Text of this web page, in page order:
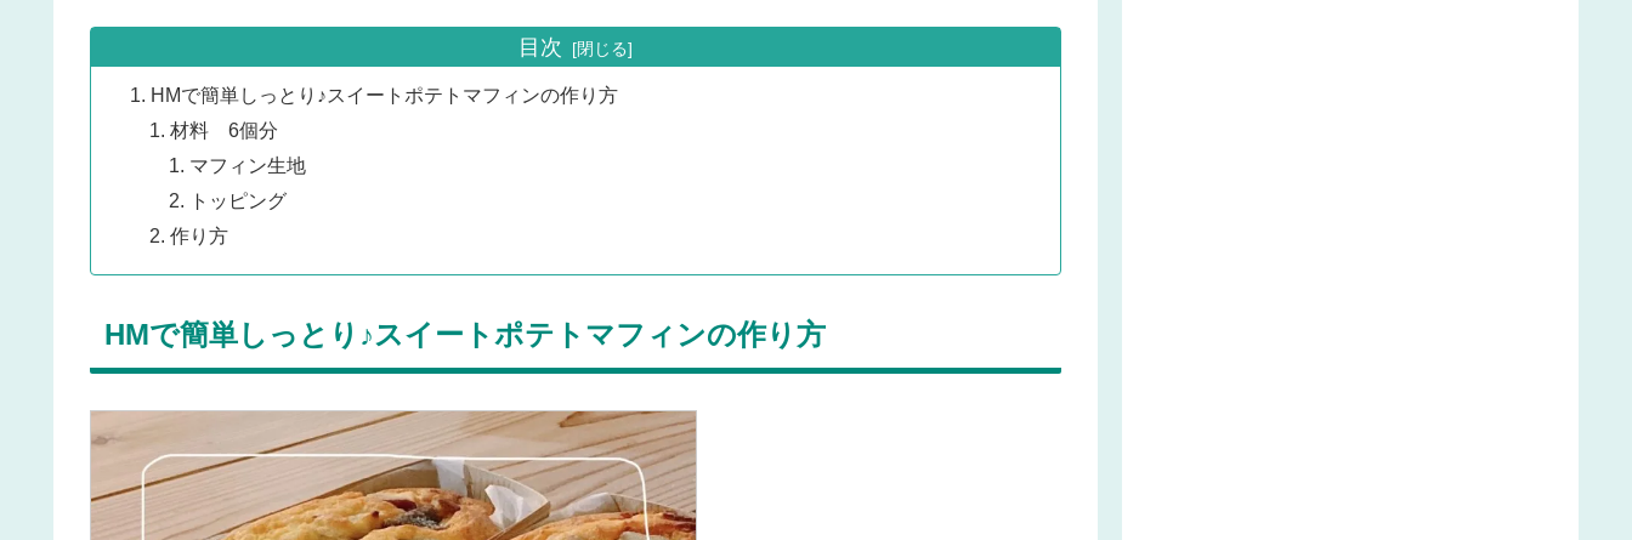
目次
HMで簡単しっとり♪スイートポテトマフィンの作り方
材料 6個分
マフィン生地
トッピング
作り方
HMで簡単しっとり♪スイートポテトマフィンの作り方